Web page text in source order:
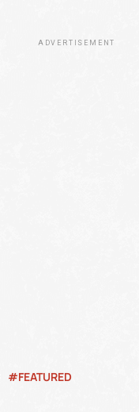
ADVERTISEMENT
FEATURED